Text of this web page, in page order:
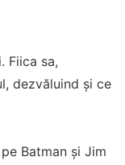
Fiica sa,
dezvăluind și ce
Batman și Jim